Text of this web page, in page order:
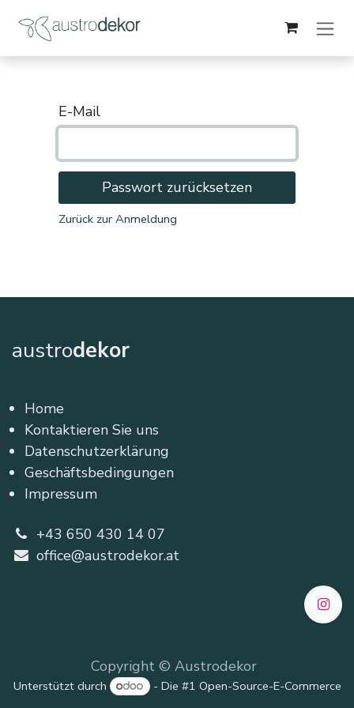
E-Mail
Passwort zurücksetzen
Zurück zur Anmeldung
austrodekor
Home
Kontaktieren Sie uns
Datenschutzerklärung
Geschäftsbedingungen
Impressum
+43 650 430 14 07
office@austrodekor.at
Copyright © Austrodekor
Unterstützt durch - Die #1 Open-Source-E-Commerce